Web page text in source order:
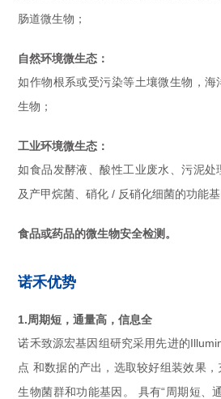
肠道微生物；
自然环境微生态：
如作物根系或受污染等土壤微生物，海
生物；
工业环境微生态：
如食品发酵液、酸性工业废水、污泥处
及产甲烷菌、硝化 / 反硝化细菌的功能基
食品或药品的微生物安全检测。
诺禾优势
1.周期短，通量高，信息全
诺禾致源宏基因组研究采用先进的
点 和数据的产出，选取较好组装效果
生物菌群和功能基因。 具有“周期短、